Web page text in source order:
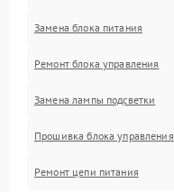
Замена блока питания
Ремонт блока управления
Замена лампы подсветки
Прошивка блока управления
Ремонт цепи питания